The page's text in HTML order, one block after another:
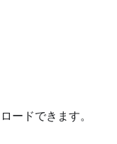
ードできます。